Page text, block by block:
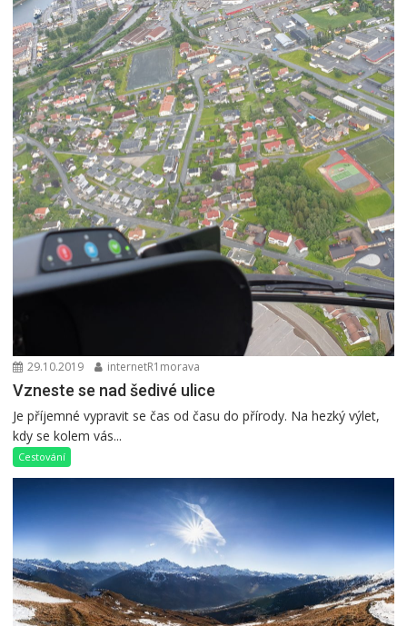
29.10.2019 internetR1morava
Vzneste se nad šedivé ulice
Je příjemné vypravit se čas od času do přírody. Na hezký výlet,
kdy se kolem vás...
Cestování